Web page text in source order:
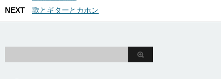
NEXT
歌とギターとカホン